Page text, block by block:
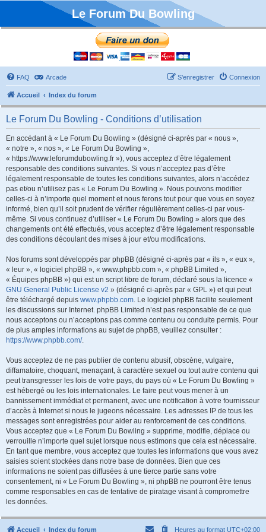
Le Forum Du Bowling
FAQ Arcade Connexion
S’enregistrer
Accueil Index du forum
Le Forum Du Bowling - Conditions d’utilisation
En accédant à « Le Forum Du Bowling » (désigné ci-après par « nous »,
« notre », « nos », « Le Forum Du Bowling »,
« https://www.leforumdubowling.fr »), vous acceptez d’être légalement
responsable des conditions suivantes. Si vous n’acceptez pas d’être
légalement responsable de toutes les conditions suivantes, alors n’accédez
pas et/ou n’utilisez pas « Le Forum Du Bowling ». Nous pouvons modifier
celles-ci à n’importe quel moment et nous ferons tout pour que vous en soyez
informé, bien qu’il soit prudent de vérifier régulièrement celles-ci par vous-
même. Si vous continuez d’utiliser « Le Forum Du Bowling » alors que des
changements ont été effectués, vous acceptez d’être légalement responsable
des conditions découlant des mises à jour et/ou modifications.
Nos forums sont développés par phpBB (désigné ci-après par « ils », « eux »,
« leur », « logiciel phpBB », « www.phpbb.com », « phpBB Limited »,
« Équipes phpBB ») qui est un script libre de forum, déclaré sous la licence «
GNU General Public License v2 » (désigné ci-après par « GPL ») et qui peut
être téléchargé depuis www.phpbb.com. Le logiciel phpBB facilite seulement
les discussions sur Internet. phpBB Limited n’est pas responsable de ce que
nous acceptons ou n’acceptons pas comme contenu ou conduite permis. Pour
de plus amples informations au sujet de phpBB, veuillez consulter :
https://www.phpbb.com/.
Vous acceptez de ne pas publier de contenu abusif, obscène, vulgaire,
diffamatoire, choquant, menaçant, à caractère sexuel ou tout autre contenu qui
peut transgresser les lois de votre pays, du pays où « Le Forum Du Bowling »
est hébergé ou les lois internationales. Le faire peut vous mener à un
bannissement immédiat et permanent, avec une notification à votre fournisseur
d’accès à Internet si nous le jugeons nécessaire. Les adresses IP de tous les
messages sont enregistrées pour aider au renforcement de ces conditions.
Vous acceptez que « Le Forum Du Bowling » supprime, modifie, déplace ou
verrouille n’importe quel sujet lorsque nous estimons que cela est nécessaire.
En tant que membre, vous acceptez que toutes les informations que vous avez
saisies soient stockées dans notre base de données. Bien que ces
informations ne soient pas diffusées à une tierce partie sans votre
consentement, ni « Le Forum Du Bowling », ni phpBB ne pourront être tenus
comme responsables en cas de tentative de piratage visant à compromettre
les données.
Accueil Index du forum Heures au format UTC+02:00